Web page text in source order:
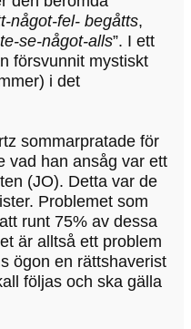
något-fel- begåtts,
se-något-alls”. I ett
försvunnit mystiskt
i det
sommarpratade för
vad han ansåg var ett
(JO). Detta var de
Problemet som
runt 75% av dessa
är alltså ett problem
ögon en rättshaverist
följas och ska gälla